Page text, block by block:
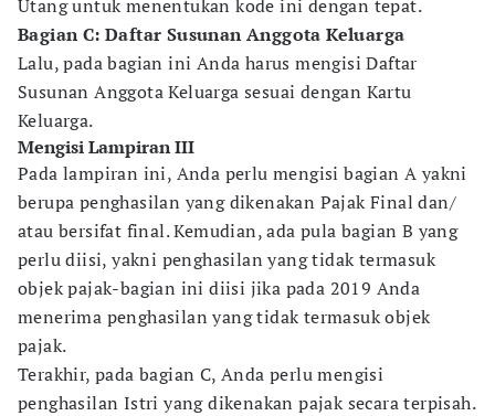
Utang untuk menentukan kode ini dengan tepat.
Bagian C: Daftar Susunan Anggota Keluarga
Lalu, pada bagian ini Anda harus mengisi Daftar
Susunan Anggota Keluarga sesuai dengan Kartu
Keluarga.
Mengisi Lampiran III
Pada lampiran ini, Anda perlu mengisi bagian A yakni
berupa penghasilan yang dikenakan Pajak Final dan/
atau bersifat final. Kemudian, ada pula bagian B yang
perlu diisi, yakni penghasilan yang tidak termasuk
objek pajak-bagian ini diisi jika pada 2019 Anda
menerima penghasilan yang tidak termasuk objek
pajak.
Terakhir, pada bagian C, Anda perlu mengisi
penghasilan Istri yang dikenakan pajak secara terpisah.